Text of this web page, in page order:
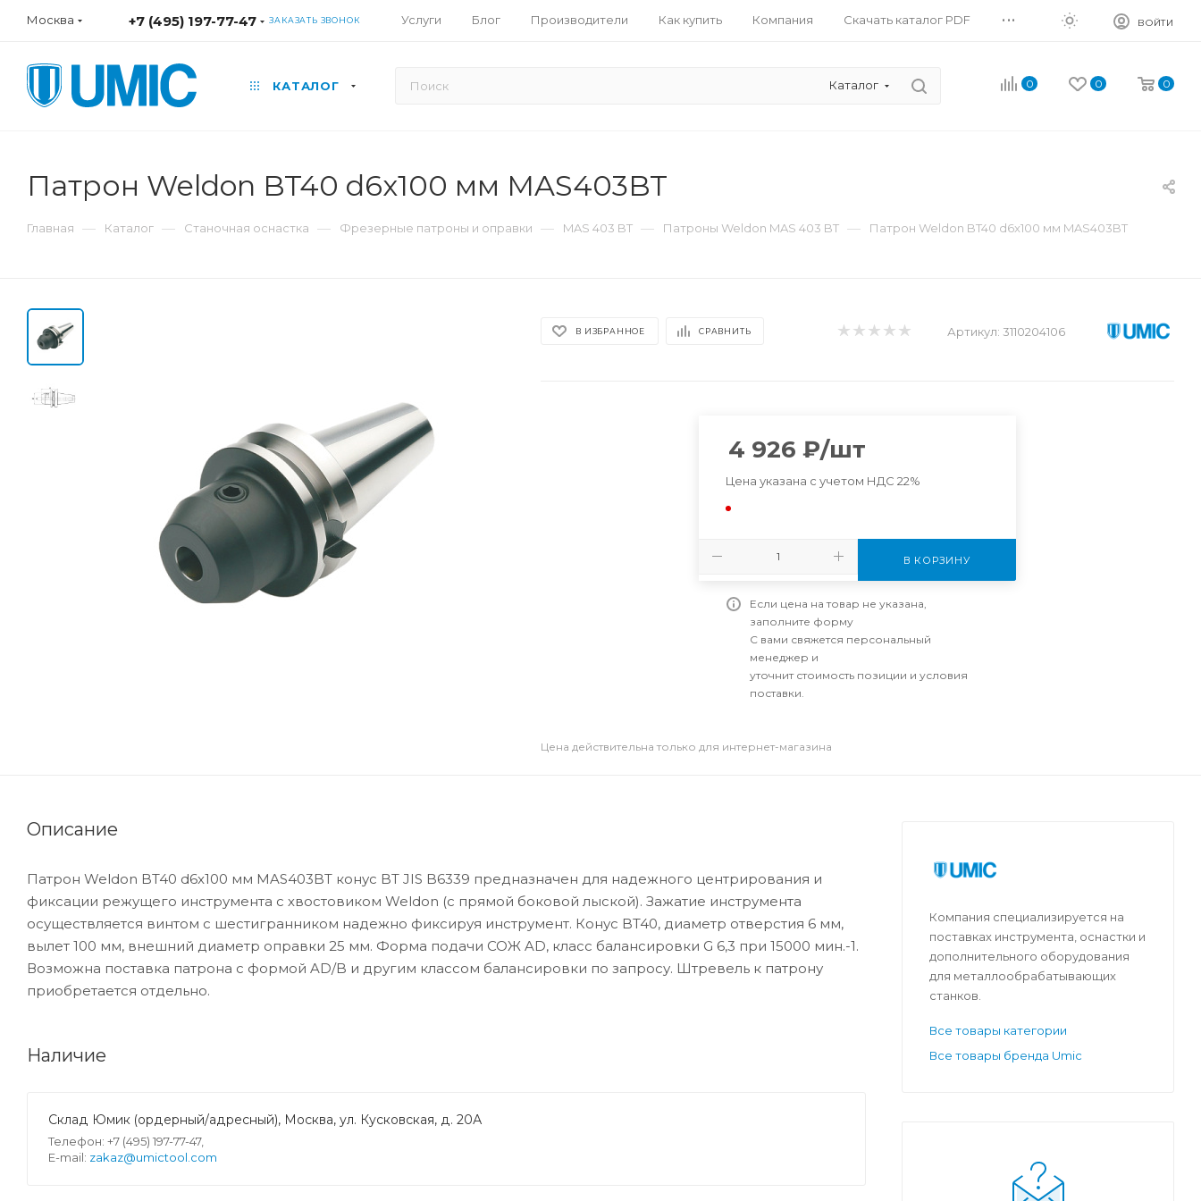
Москва +7 (495) 197-77-47 ЗАКАЗАТЬ ЗВОНОК Услуги Блог Производители Как купить Компания Скачать каталог PDF ... ВОЙТИ
КАТАЛОГ Каталог 0 0 0
Патрон Weldon BT40 d6x100 мм MAS403BT
Главная — Каталог — Станочная оснастка — Фрезерные патроны и оправки — MAS 403 BT — Патроны Weldon MAS 403 BT — Патрон Weldon BT40 d6x100 мм MAS403BT
В ИЗБРАННОЕ СРАВНИТЬ Артикул: 3110204106
4 926 ₽/шт
Цена указана с учетом НДС 22%
В КОРЗИНУ
Если цена на товар не указана,
заполните форму
С вами свяжется персональный
менеджер и
уточнит стоимость позиции и условия
поставки.
Цена действительна только для интернет-магазина
Описание
Патрон Weldon BT40 d6x100 мм MAS403BT конус BT JIS B6339 предназначен для надежного центрирования и
фиксации режущего инструмента с хвостовиком Weldon (с прямой боковой лыской). Зажатие инструмента
осуществляется винтом с шестигранником надежно фиксируя инструмент. Конус BT40, диаметр отверстия 6 мм,
вылет 100 мм, внешний диаметр оправки 25 мм. Форма подачи СОЖ AD, класс балансировки G 6,3 при 15000 мин.-1.
Возможна поставка патрона с формой AD/B и другим классом балансировки по запросу. Штревель к патрону
приобретается отдельно.
Наличие
Склад Юмик (ордерный/адресный), Москва, ул. Кусковская, д. 20А
Телефон: +7 (495) 197-77-47,
E-mail: zakaz@umictool.com
Компания специализируется на
поставках инструмента, оснастки и
дополнительного оборудования
для металлообрабатывающих
станков.
Все товары категории
Все товары бренда Umic